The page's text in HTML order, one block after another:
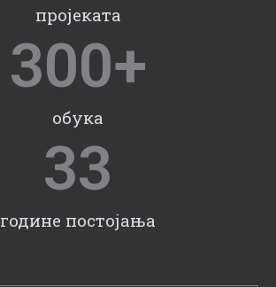
пројеката
обука
300+
године постојања
33